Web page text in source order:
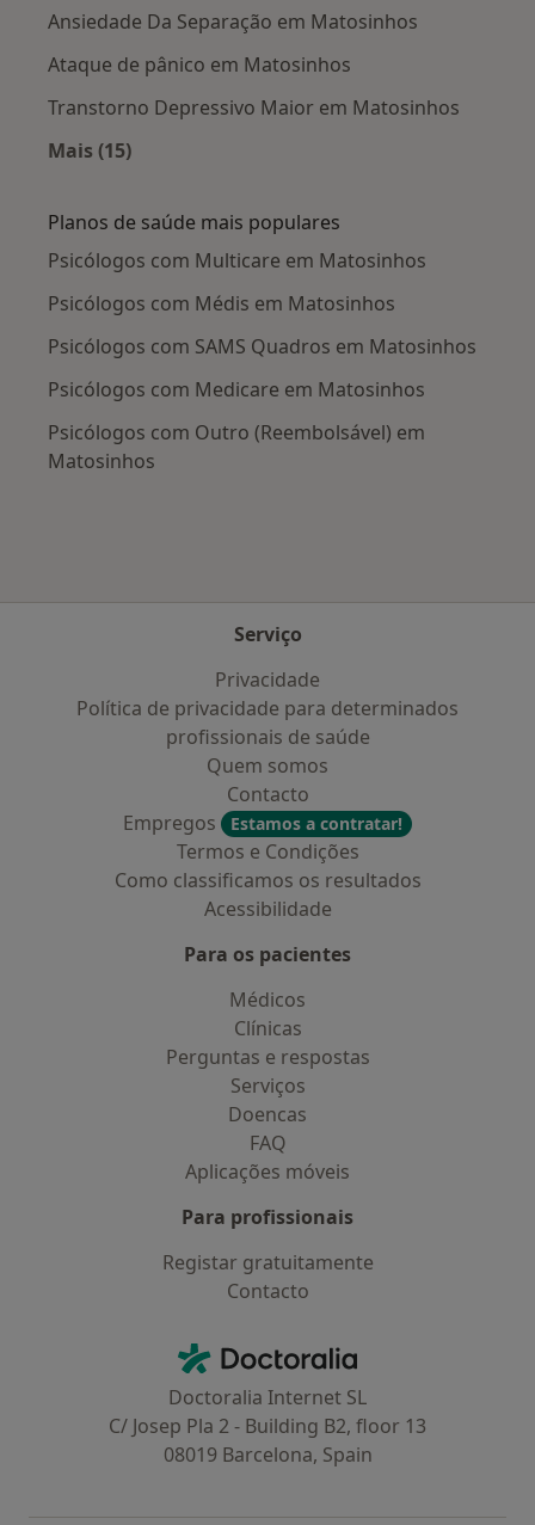
Ansiedade Da Separação em Matosinhos
Ataque de pânico em Matosinhos
Transtorno Depressivo Maior em Matosinhos
Mais (15)
Planos de saúde mais populares
Psicólogos com Multicare em Matosinhos
Psicólogos com Médis em Matosinhos
Psicólogos com SAMS Quadros em Matosinhos
Psicólogos com Medicare em Matosinhos
Psicólogos com Outro (Reembolsável) em
Matosinhos
Serviço
Privacidade
Política de privacidade para determinados
profissionais de saúde
Quem somos
Contacto
Empregos
Estamos a contratar!
Termos e Condições
Como classificamos os resultados
Acessibilidade
Para os pacientes
Médicos
Clínicas
Perguntas e respostas
Serviços
Doencas
FAQ
Aplicações móveis
Para profissionais
Registar gratuitamente
Contacto
Doctoralia - Homepage
Doctoralia Internet SL
C/ Josep Pla 2 - Building B2, floor 13
08019 Barcelona, Spain